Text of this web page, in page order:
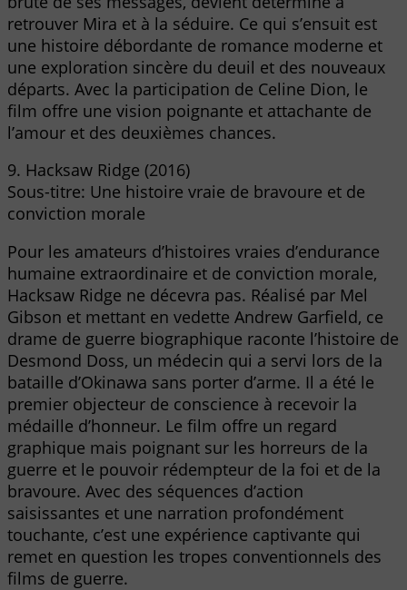
retrouver Mira et à la séduire. Ce qui s’ensuit est
une histoire débordante de romance moderne et
une exploration sincère du deuil et des nouveaux
départs. Avec la participation de Celine Dion, le
film offre une vision poignante et attachante de
l’amour et des deuxièmes chances.
9. Hacksaw Ridge (2016)
Sous-titre: Une histoire vraie de bravoure et de
conviction morale
Pour les amateurs d’histoires vraies d’endurance
humaine extraordinaire et de conviction morale,
Hacksaw Ridge ne décevra pas. Réalisé par Mel
Gibson et mettant en vedette Andrew Garfield, ce
drame de guerre biographique raconte l’histoire de
Desmond Doss, un médecin qui a servi lors de la
bataille d’Okinawa sans porter d’arme. Il a été le
premier objecteur de conscience à recevoir la
médaille d’honneur. Le film offre un regard
graphique mais poignant sur les horreurs de la
guerre et le pouvoir rédempteur de la foi et de la
bravoure. Avec des séquences d’action
saisissantes et une narration profondément
touchante, c’est une expérience captivante qui
remet en question les tropes conventionnels des
films de guerre.